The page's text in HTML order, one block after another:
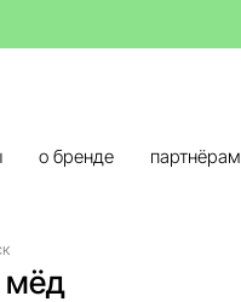
о бренде партнёрам
мёд